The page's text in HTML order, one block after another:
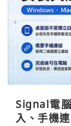
Signal電
入、手機